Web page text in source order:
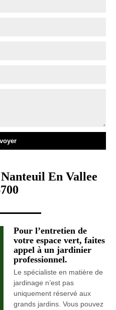
En Vallee
Pour l’entretien de
votre espace vert, faites
appel à un jardinier
professionnel.
Le spécialiste en matière de
jardinage n’est pas
uniquement réservé aux
grands jardins. Vous pouvez